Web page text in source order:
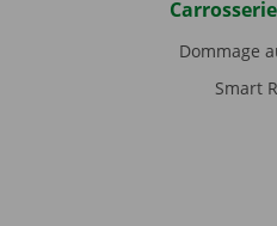
Dommage
Smart